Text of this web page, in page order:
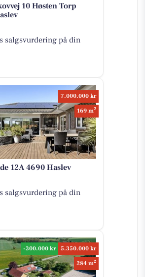
10 Høsten Torp
salgsvurdering på din
7.000.000 kr
169 m2
12A 4690 Haslev
salgsvurdering på din
-300.000 kr
5.350.000 kr
284 m2